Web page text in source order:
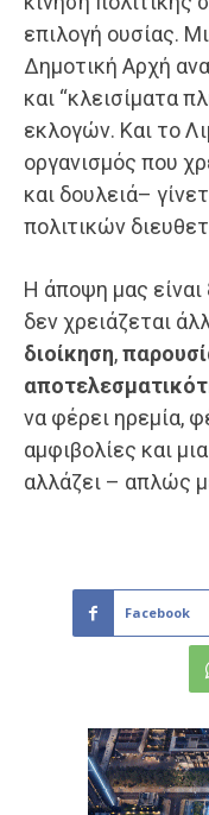
επιλογή ουσίας.
Δημοτική Αρχή
και “κλεισίματα
εκλογών. Και το
οργανισμός που
και δουλειά–
πολιτικών
Η άποψη μας είναι
δεν χρειάζεται
διοίκηση,
να φέρει ηρεμία,
αμφιβολίες και
αλλάζει – απλώς
Facebook